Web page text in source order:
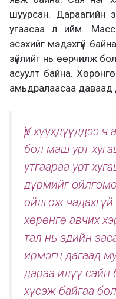
шуурсан. Дараагийн
угаасаа л ийм.
эсэхийг мэдэхгүй
зүйлийг нь өөрчилж
асуулт байна.
амьдралаасаа даваад
Үр хүүхдүүддээ
бол маш урт
утгаараа урт
дүрмийг
ойлгож
хөрөнгө авчих
тал нь эдийн
ирмэгц дагаад
дараа илүү сайн
хүсэж байгаа